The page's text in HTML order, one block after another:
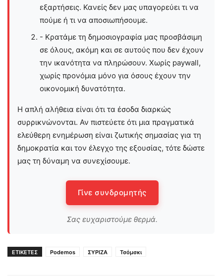
εξαρτήσεις. Κανείς δεν μας υπαγορεύει τι να
πούμε ή τι να αποσιωπήσουμε.
- Κρατάμε τη δημοσιογραφία μας προσβάσιμη
σε όλους, ακόμη και σε αυτούς που δεν έχουν
την ικανότητα να πληρώσουν. Χωρίς paywall,
χωρίς προνόμια μόνο για όσους έχουν την
οικονομική δυνατότητα.
Η απλή αλήθεια είναι ότι τα έσοδα διαρκώς
συρρικνώνονται. Αν πιστεύετε ότι μια πραγματικά
ελεύθερη ενημέρωση είναι ζωτικής σημασίας για τη
δημοκρατία και τον έλεγχο της εξουσίας, τότε δώστε
μας τη δύναμη να συνεχίσουμε.
Γίνε συνδρομητής
Σας ευχαριστούμε θερμά.
ΕΤΙΚΕΤΕΣ Podemos ΣΥΡΙΖΑ Τσόμσκι